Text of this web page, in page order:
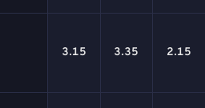
3.15 3.35 2.15